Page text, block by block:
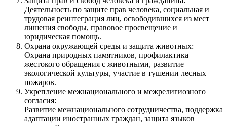
Деятельность по защите прав человека, социальная и
трудовая реинтеграция лиц, освободившихся из мест
лишения свободы, правовое просвещение и
юридическая помощь.
Охрана окружающей среды и защита животных:
Охрана природных памятников, профилактика
жестокого обращения с животными, развитие
экологической культуры, участие в тушении лесных
пожаров.
Укрепление межнационального и межрелигиозного
согласия:
Развитие межнационального сотрудничества, поддержка
адаптации иностранных граждан, защита языков